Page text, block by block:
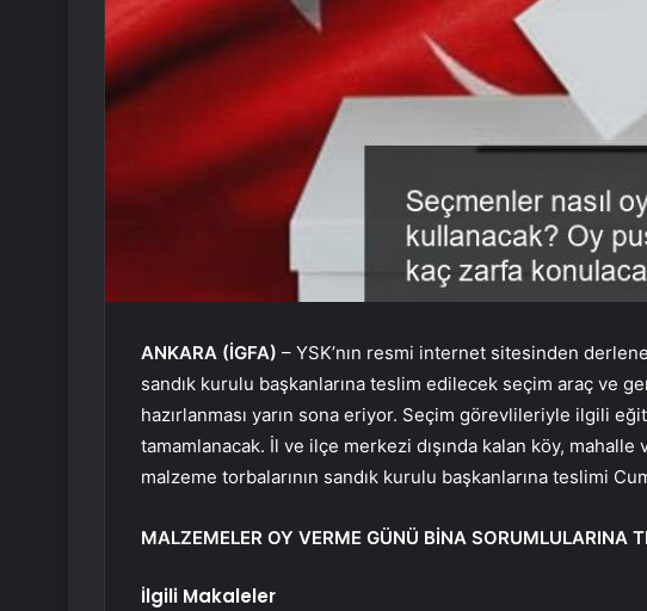
ANKARA (İGFA) – YSK’nın resmi internet sitesinden
sandık kurulu başkanlarına teslim edilecek seçim araç ve
hazırlanması yarın sona eriyor. Seçim görevlileriyle ilgili
tamamlanacak. İl ve ilçe merkezi dışında kalan köy,
malzeme torbalarının sandık kurulu başkanlarına teslimi
MALZEMELER OY VERME GÜNÜ BİNA SORUMLULARINA
İlgili Makaleler